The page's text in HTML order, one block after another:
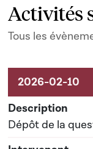
Activités
Tous les
Activités liées au
Dépôt de la